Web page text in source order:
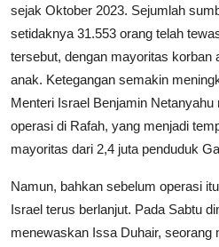
sejak Oktober 2023. Sejumlah
setidaknya 31.553 orang telah
tersebut, dengan mayoritas korban
anak. Ketegangan semakin
Menteri Israel Benjamin
operasi di Rafah, yang menjadi
mayoritas dari 2,4 juta penduduk
Namun, bahkan sebelum operasi
Israel terus berlanjut. Pada Sabtu
menewaskan Issa Duhair, seorang